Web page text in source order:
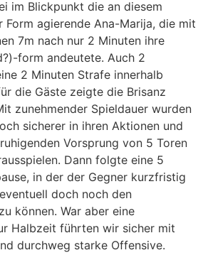
im Blickpunkt die an diesem
Form agierende Ana-Marija, die mit
7m nach nur 2 Minuten ihre
form andeutete. Auch 2
2 Minuten Strafe innerhalb
die Gäste zeigte die Brisanz
zunehmender Spieldauer wurden
sicherer in ihren Aktionen und
Vorsprung von 5 Toren
Dann folgte eine 5
in der der Gegner kurzfristig
doch noch den
können. War aber eine
Halbzeit führten wir sicher mit
durchweg starke Offensive.